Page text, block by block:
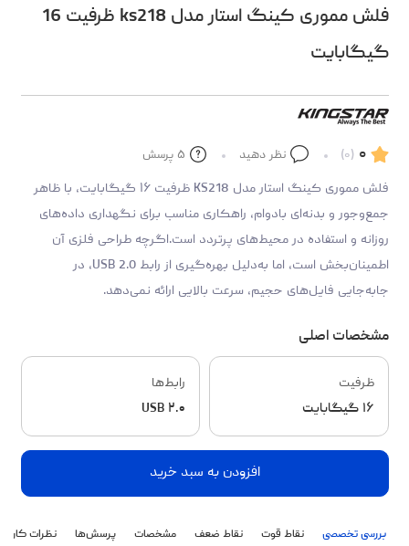
فلش مموری کینگ استار مدل ks218 ظرفیت 16
گیگابایت
۰ (۰) نظر دهید ۵ پرسش
فلش مموری کینگ استار مدل KS218 ظرفیت ۱۶ گیگابایت، با ظاهر
جمع‌وجور و بدنه‌ای بادوام، راهکاری مناسب برای نگهداری داده‌های
روزانه و استفاده در محیط‌های پرتردد است.اگرچه طراحی فلزی آن
اطمینان‌بخش است، اما به‌دلیل بهره‌گیری از رابط USB 2.0، در
جابه‌جایی فایل‌های حجیم، سرعت بالایی ارائه نمی‌دهد.
مشخصات اصلی
ظرفیت
۱۶ گیگابایت
رابط‌ها
USB ۲.۰
افزودن به سبد خرید
بررسی تخصصی نقاط قوت نقاط ضعف مشخصات پرسش‌ها نظرات